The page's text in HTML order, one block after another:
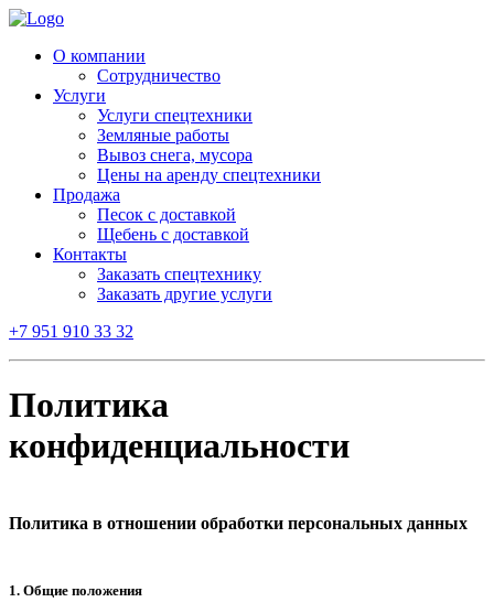
О компании
Сотрудничество
Услуги
Услуги спецтехники
Земляные работы
Вывоз снега, мусора
Цены на аренду спецтехники
Продажа
Песок с доставкой
Щебень с доставкой
Контакты
Заказать спецтехнику
Заказать другие услуги
+7 951 910 33 32
Политика
конфиденциальности
Политика в отношении обработки персональных данных
1. Общие положения